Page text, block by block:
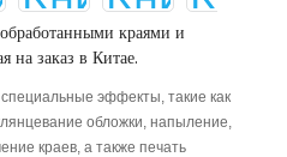
краями и
на заказ в Китае.
эффекты, такие как
обложки, напыление,
краев, а также печать